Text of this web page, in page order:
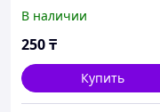
В наличии
250₸
Купить